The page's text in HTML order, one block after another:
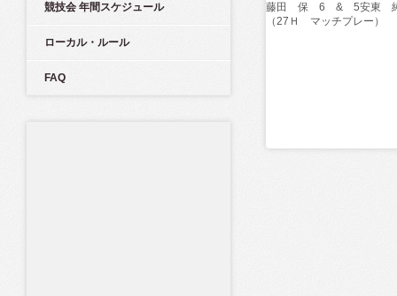
競技会 年間スケジュール
ローカル・ルール
FAQ
藤田 保
6 & 5安東
（27Ｈ マッチプレー）